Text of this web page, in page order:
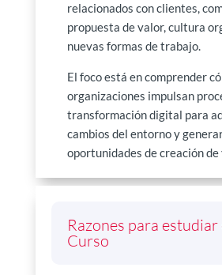
relacionados con clientes,
propuesta de valor, cultura
nuevas formas de trabajo.
El foco está en comprender
organizaciones impulsan
transformación digital para
cambios del entorno y
oportunidades de creación de
Razones para estudiar
Curso